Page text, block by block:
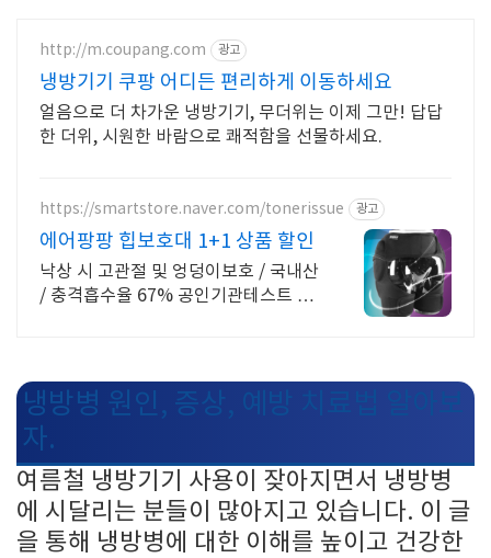
http://m.coupang.com 광고
냉방기기 쿠팡 어디든 편리하게 이동하세요
얼음으로 더 차가운 냉방기기, 무더위는 이제 그만! 답답
한 더위, 시원한 바람으로 쾌적함을 선물하세요.
https://smartstore.naver.com/tonerissue 광고
에어팡팡 힙보호대 1+1 상품 할인
낙상 시 고관절 및 엉덩이보호 / 국내산
/ 충격흡수율 67% 공인기관테스트 완
냉방병 원인, 증상, 예방 치료법 알아보
자.
여름철 냉방기기 사용이 잦아지면서 냉방병
에 시달리는 분들이 많아지고 있습니다. 이 글
을 통해 냉방병에 대한 이해를 높이고 건강한